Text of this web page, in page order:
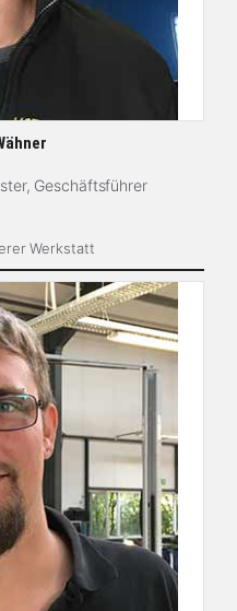
Geschäftsführer
Werkstatt